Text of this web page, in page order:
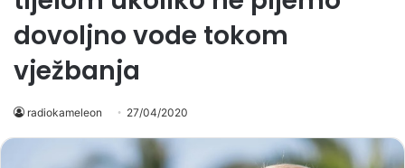
dovoljno vode tokom
vježbanja
radiokameleon 27/04/2020